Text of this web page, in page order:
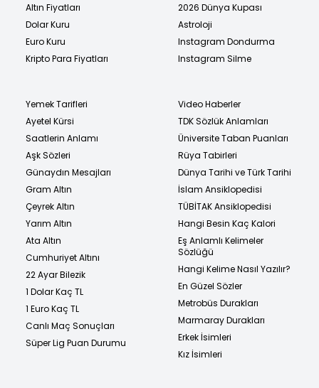
Altın Fiyatları
Dolar Kuru
Euro Kuru
Kripto Para Fiyatları
2026 Dünya Kupası
Astroloji
Instagram Dondurma
Instagram Silme
Yemek Tarifleri
Ayetel Kürsi
Saatlerin Anlamı
Aşk Sözleri
Günaydın Mesajları
Gram Altın
Çeyrek Altın
Yarım Altın
Ata Altın
Cumhuriyet Altını
22 Ayar Bilezik
1 Dolar Kaç TL
1 Euro Kaç TL
Canlı Maç Sonuçları
Süper Lig Puan Durumu
Video Haberler
TDK Sözlük Anlamları
Üniversite Taban Puanları
Rüya Tabirleri
Dünya Tarihi ve Türk Tarihi
İslam Ansiklopedisi
TÜBİTAK Ansiklopedisi
Hangi Besin Kaç Kalori
Eş Anlamlı Kelimeler
Sözlüğü
Hangi Kelime Nasıl Yazılır?
En Güzel Sözler
Metrobüs Durakları
Marmaray Durakları
Erkek İsimleri
Kız İsimleri